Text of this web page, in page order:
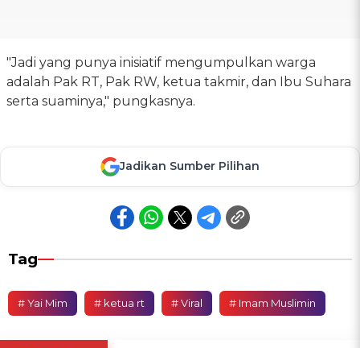
"Jadi yang punya inisiatif mengumpulkan warga
adalah Pak RT, Pak RW, ketua takmir, dan Ibu Suhara
serta suaminya," pungkasnya.
Jadikan Sumber Pilihan
Tag
# Yai Mim # ketua rt # Viral # Imam Muslimin